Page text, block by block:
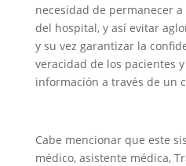
necesidad de permanecer
del hospital, y así evitar
y su vez garantizar la
veracidad de los pacientes
información a través de un
Cabe mencionar que este
médico, asistente médica,